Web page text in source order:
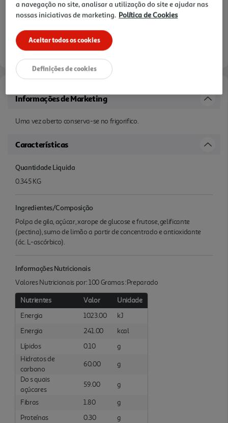
Informações de Marketing
Uma vez aberto conserva-se no frigorifico.
Características
Quantidade Liquida
0.345 KG
Ingredientes/Composição
Polpa de gila, açúcar, xarope de glucose e frutose, gelificante
(pectina), sumo de limão a partir de concentrado e antioxidante
(ác. L-ascórbico).
Informações Nutricionais
Valores Nutricionais por: 100 Gramas :Preparado
Nutrientes Valor
Unidade
Energia
1023.00
kJ
Energia
241.00
kcal
Lípidos
0.10
g
Hidratos de
carbono
60.00
g
Do s quais
açúcares
59.00 g
Fibras 1.80
g
Proteínas
0.30 g
a navegação no site, analisar a utilização do site e ajudar nas
nossas iniciativas de marketing. Política de Cookies
Aceitar todos os cookies
Definições de cookies